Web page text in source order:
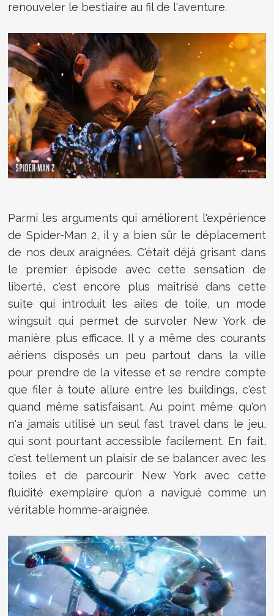
renouveler le bestiaire au fil de l'aventure.
Parmi les arguments qui améliorent l'expérience
de Spider-Man 2, il y a bien sûr le déplacement
de nos deux araignées. C'était déjà grisant dans
le premier épisode avec cette sensation de
liberté, c'est encore plus maîtrisé dans cette
suite qui introduit les ailes de toile, un mode
wingsuit qui permet de survoler New York de
manière plus efficace. Il y a même des courants
aériens disposés un peu partout dans la ville
pour prendre de la vitesse et se rendre compte
que filer à toute allure entre les buildings, c'est
quand même satisfaisant. Au point même qu'on
n'a jamais utilisé un seul fast travel dans le jeu,
qui sont pourtant accessible facilement. En fait,
c'est tellement un plaisir de se balancer avec les
toiles et de parcourir New York avec cette
fluidité exemplaire qu'on a navigué comme un
véritable homme-araignée.